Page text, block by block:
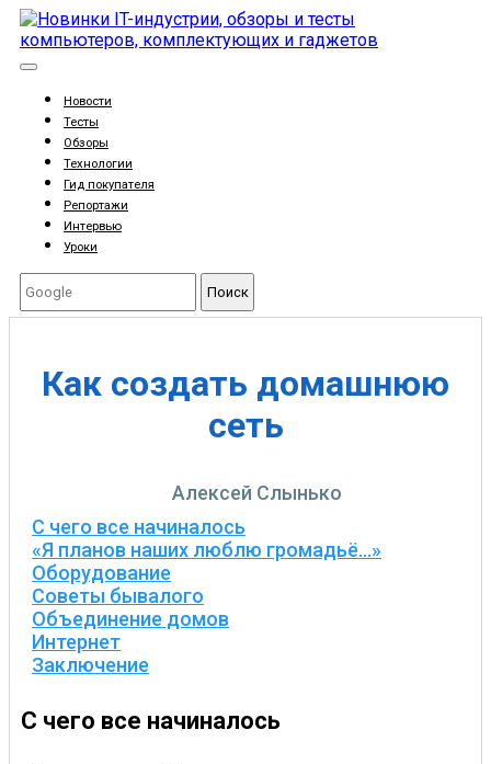
Новости
Тесты
Обзоры
Технологии
Гид покупателя
Репортажи
Интервью
Уроки
Поиск
Как создать домашнюю
сеть
Алексей Слынько
С чего все начиналось
«Я планов наших люблю громадьё…»
Оборудование
Советы бывалого
Объединение домов
Интернет
Заключение
С чего все начиналось